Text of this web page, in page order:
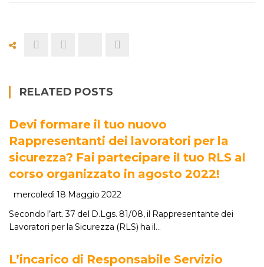
RELATED POSTS
Devi formare il tuo nuovo
Rappresentanti dei lavoratori per la
sicurezza? Fai partecipare il tuo RLS al
corso organizzato in agosto 2022!
mercoledì 18 Maggio 2022
Secondo l’art. 37 del D.Lgs. 81/08, il Rappresentante dei
Lavoratori per la Sicurezza (RLS) ha il…
L’incarico di Responsabile Servizio